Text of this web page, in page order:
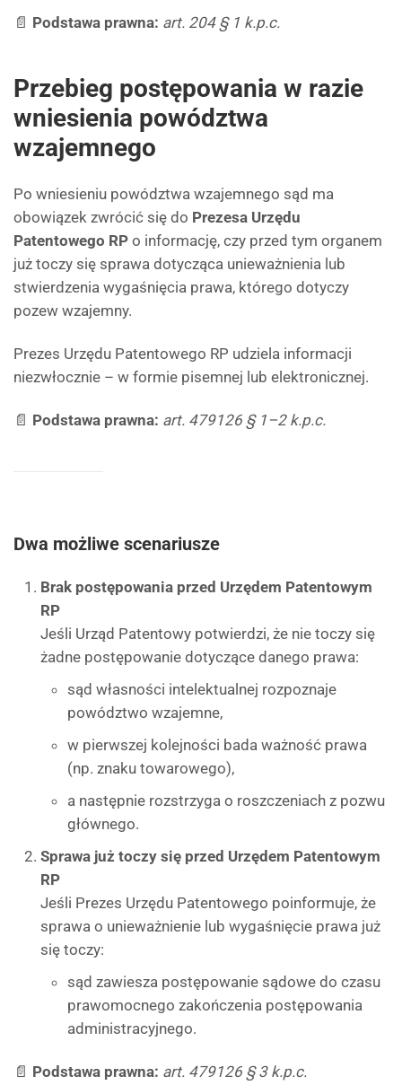
📄 Podstawa prawna: art. 204 § 1 k.p.c.
Przebieg postępowania w razie
wniesienia powództwa
wzajemnego
Po wniesieniu powództwa wzajemnego sąd ma
obowiązek zwrócić się do Prezesa Urzędu
Patentowego RP o informację, czy przed tym organem
już toczy się sprawa dotycząca unieważnienia lub
stwierdzenia wygaśnięcia prawa, którego dotyczy
pozew wzajemny.
Prezes Urzędu Patentowego RP udziela informacji
niezwłocznie – w formie pisemnej lub elektronicznej.
📄 Podstawa prawna: art. 479126 § 1–2 k.p.c.
Dwa możliwe scenariusze
Brak postępowania przed Urzędem Patentowym
RP
Jeśli Urząd Patentowy potwierdzi, że nie toczy się
żadne postępowanie dotyczące danego prawa:
sąd własności intelektualnej rozpoznaje
powództwo wzajemne,
w pierwszej kolejności bada ważność prawa
(np. znaku towarowego),
a następnie rozstrzyga o roszczeniach z pozwu
głównego.
Sprawa już toczy się przed Urzędem Patentowym
RP
Jeśli Prezes Urzędu Patentowego poinformuje, że
sprawa o unieważnienie lub wygaśnięcie prawa już
się toczy:
sąd zawiesza postępowanie sądowe do czasu
prawomocnego zakończenia postępowania
administracyjnego.
📄 Podstawa prawna: art. 479126 § 3 k.p.c.